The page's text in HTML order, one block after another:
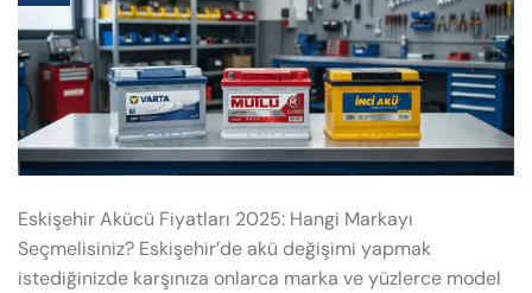
Eskişehir Akücü Fiyatları 2025: Hangi Markayı
Seçmelisiniz? Eskişehir’de akü değişimi yapmak
istediğinizde karşınıza onlarca marka ve yüzlerce model